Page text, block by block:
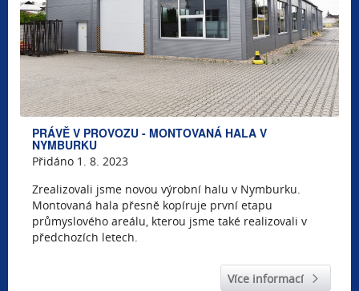
PRÁVĚ V PROVOZU - MONTOVANÁ HALA V
NYMBURKU
Přidáno 1. 8. 2023
Zrealizovali jsme novou výrobní halu v Nymburku.
Montovaná hala přesně kopíruje první etapu
průmyslového areálu, kterou jsme také realizovali v
předchozích letech.
Více informací